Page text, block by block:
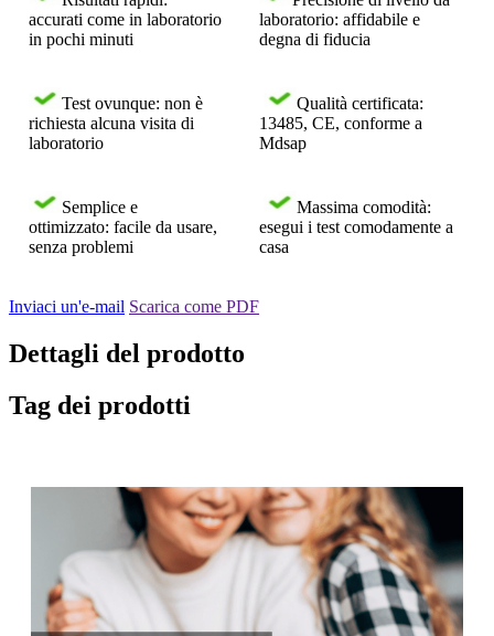
accurati come in laboratorio
in pochi minuti
laboratorio: affidabile e
degna di fiducia
Test ovunque: non è
richiesta alcuna visita di
laboratorio
Qualità certificata:
13485, CE, conforme a
Mdsap
Semplice e
ottimizzato: facile da usare,
senza problemi
Massima comodità:
esegui i test comodamente a
casa
Inviaci un'e-mail Scarica come PDF
Dettagli del prodotto
Tag dei prodotti